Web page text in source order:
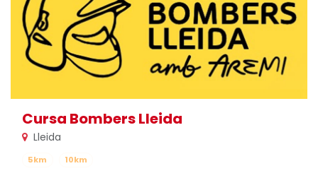
Cursa Bombers Lleida
Lleida
5km 10km